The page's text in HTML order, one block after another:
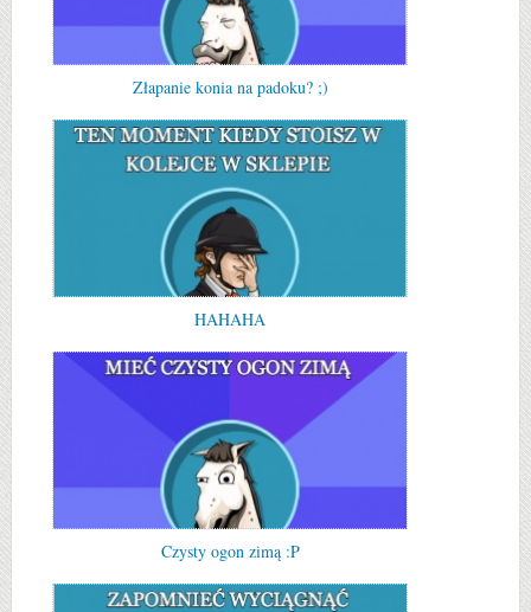
Złapanie konia na padoku? ;)
HAHAHA
Czysty ogon zimą :P